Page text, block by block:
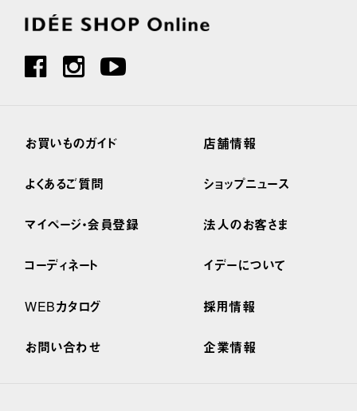
お買いものガイド
よくあるご質問
マイページ・会員登録
コーディネート
WEBカタログ
お問い合わせ
店舗情報
ショップニュース
法人のお客さま
イデーについて
採用情報
企業情報